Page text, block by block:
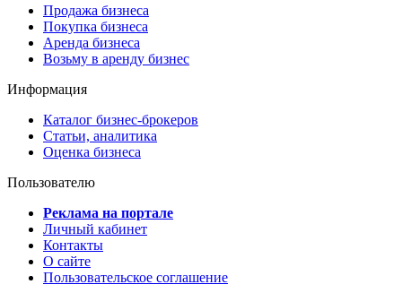
Продажа бизнеса
Покупка бизнеса
Аренда бизнеса
Возьму в аренду бизнес
Информация
Каталог бизнес-брокеров
Статьи, аналитика
Оценка бизнеса
Пользователю
Реклама на портале
Личный кабинет
Контакты
О сайте
Пользовательское соглашение